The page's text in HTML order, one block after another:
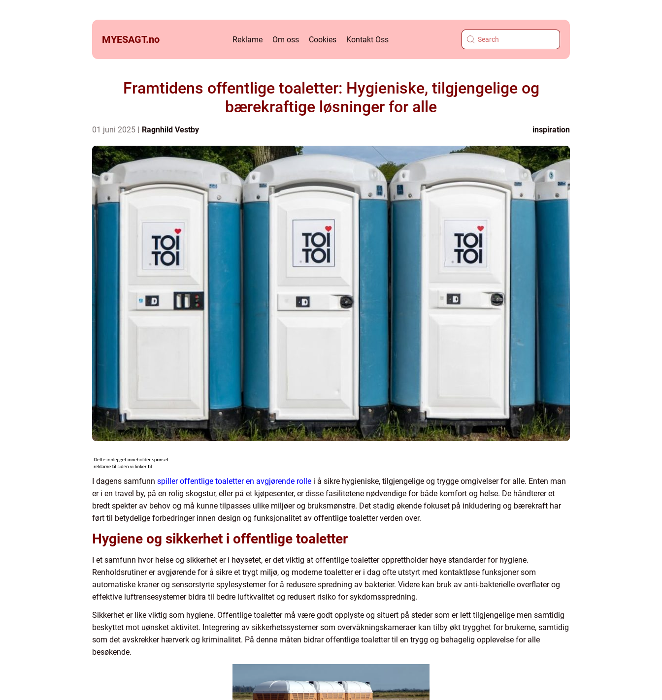
MYESAGT.no Reklame Om oss Cookies Kontakt Oss
Framtidens offentlige toaletter: Hygieniske, tilgjengelige og
bærekraftige løsninger for alle
01 juni 2025 Ragnhild Vestby inspiration
I dagens samfunn spiller offentlige toaletter en avgjørende rolle i å sikre hygieniske, tilgjengelige og trygge omgivelser for alle. Enten man
er i en travel by, på en rolig skogstur, eller på et kjøpesenter, er disse fasilitetene nødvendige for både komfort og helse. De håndterer et
bredt spekter av behov og må kunne tilpasses ulike miljøer og bruksmønstre. Det stadig økende fokuset på inkludering og bærekraft har
ført til betydelige forbedringer innen design og funksjonalitet av offentlige toaletter verden over.
Hygiene og sikkerhet i offentlige toaletter
I et samfunn hvor helse og sikkerhet er i høysetet, er det viktig at offentlige toaletter opprettholder høye standarder for hygiene.
Renholdsrutiner er avgjørende for å sikre et trygt miljø, og moderne toaletter er i dag ofte utstyrt med kontaktløse funksjoner som
automatiske kraner og sensorstyrte spylesystemer for å redusere spredning av bakterier. Videre kan bruk av anti-bakterielle overflater og
effektive luftrensesystemer bidra til bedre luftkvalitet og redusert risiko for sykdomsspredning.
Sikkerhet er like viktig som hygiene. Offentlige toaletter må være godt opplyste og situert på steder som er lett tilgjengelige men samtidig
beskyttet mot uønsket aktivitet. Integrering av sikkerhetssystemer som overvåkningskameraer kan tilby økt trygghet for brukerne, samtidig
som det avskrekker hærverk og kriminalitet. På denne måten bidrar offentlige toaletter til en trygg og behagelig opplevelse for alle
besøkende.